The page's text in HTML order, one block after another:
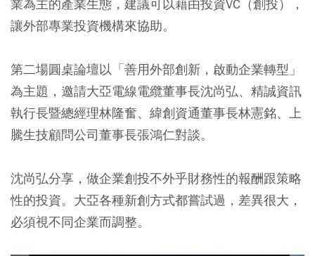
業為主的產業生態，建議可以藉由投資VC（創投），
讓外部專業投資機構來協助。
第二場圓桌論壇以「善用外部創新，啟動企業轉型」
為主題，邀請大亞電線電纜董事長沈尚弘、精誠資訊
執行長暨總經理林隆奮、緯創資通董事長林憲銘、上
騰生技顧問公司董事長張鴻仁對談。
沈尚弘分享，做企業創投不外乎財務性的報酬跟策略
性的投資。大亞各種新創方式都嘗試過，差異很大，
必須視不同企業而調整。